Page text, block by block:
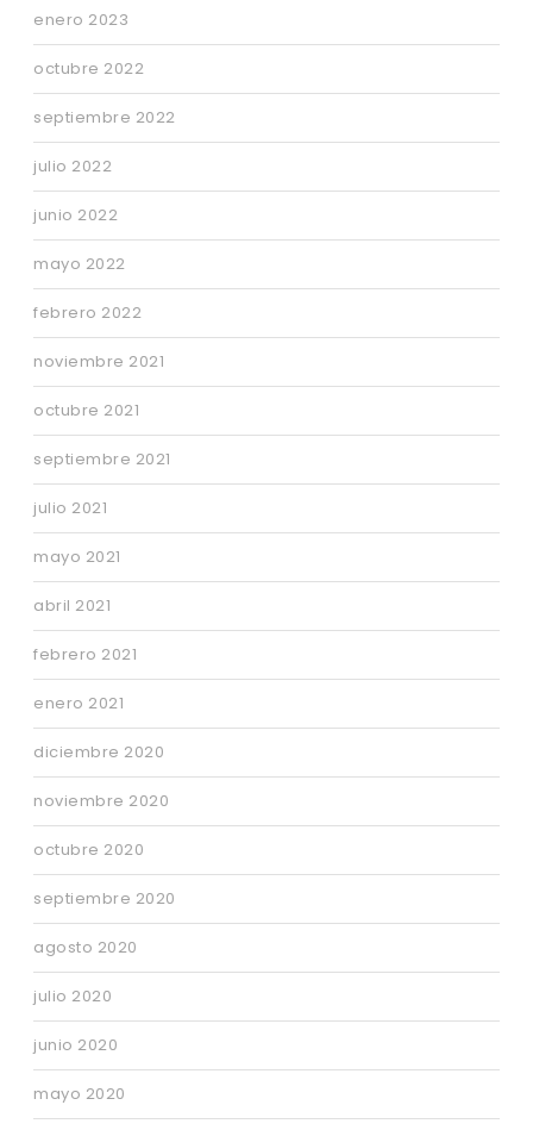
enero 2023
octubre 2022
septiembre 2022
julio 2022
junio 2022
mayo 2022
febrero 2022
noviembre 2021
octubre 2021
septiembre 2021
julio 2021
mayo 2021
abril 2021
febrero 2021
enero 2021
diciembre 2020
noviembre 2020
octubre 2020
septiembre 2020
agosto 2020
julio 2020
junio 2020
mayo 2020